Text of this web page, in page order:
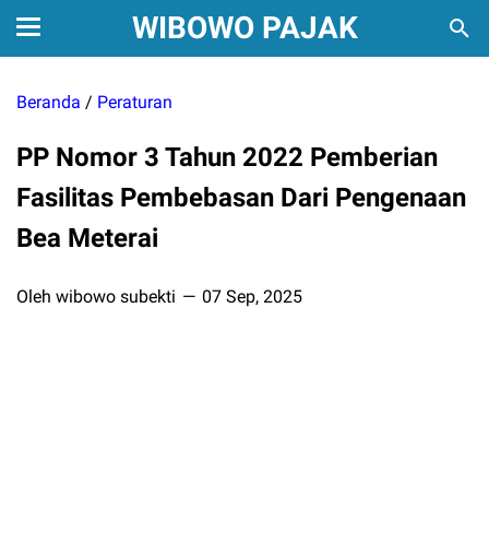
WIBOWO PAJAK
Beranda / Peraturan
PP Nomor 3 Tahun 2022 Pemberian
Fasilitas Pembebasan Dari Pengenaan
Bea Meterai
Oleh wibowo subekti 07 Sep, 2025